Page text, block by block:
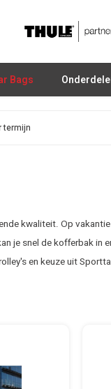
Bags
termijn
kwaliteit. Op
je snel de kofferbak in
en keuze uit